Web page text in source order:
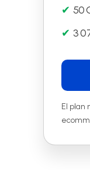
50
3
El plan